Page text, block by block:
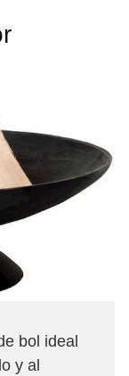
bol ideal
y al